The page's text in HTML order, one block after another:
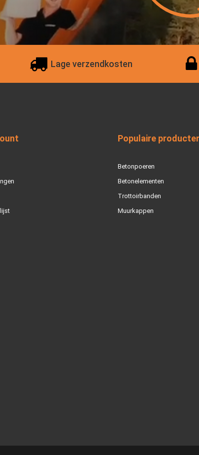
Lage verzendkosten
Populaire
Betonpoeren
Betonelementen
Trottoirbanden
Muurkappen